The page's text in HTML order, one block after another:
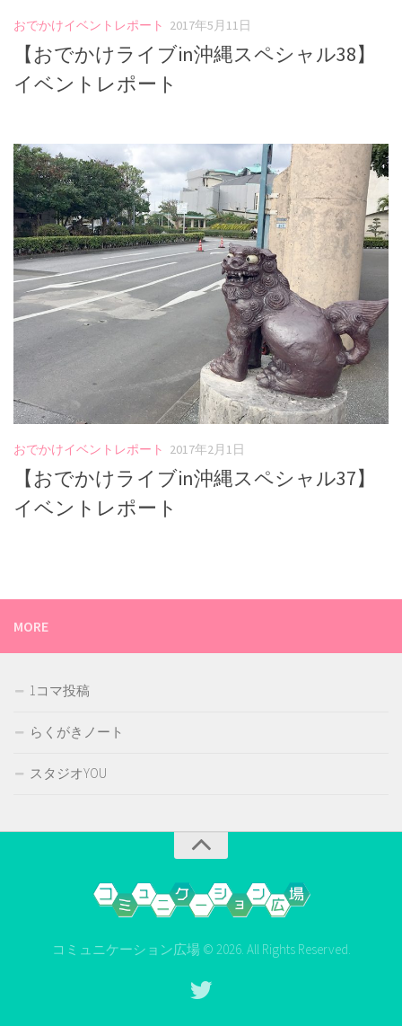
おでかけイベントレポート 2017年5月11日
【おでかけライブin沖縄スペシャル38】
イベントレポート
おでかけイベントレポート 2017年2月1日
【おでかけライブin沖縄スペシャル37】
イベントレポート
MORE
1コマ投稿
らくがきノート
スタジオYOU
コミュニケーション広場 © 2026. All Rights Reserved.